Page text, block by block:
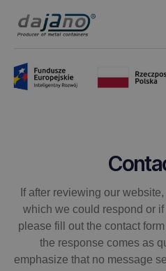
If after reviewing our
which we could respond or
please fill out the contact
the response comes as
emphasize that no message